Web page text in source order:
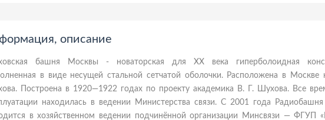
описание
башня Москвы - новаторская для XX века гиперболоидная
в виде несущей стальной сетчатой оболочки. Расположена в Москве
Построена в 1920—1922 годах по проекту академика В. Г. Шухова. Все
находилась в ведении Министерства связи. С 2001 года
в хозяйственном ведении подчинённой организации Минсвязи — ФГУП